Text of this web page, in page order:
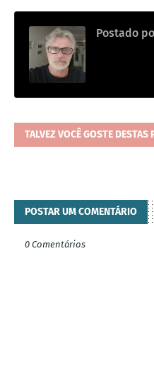
Postado
TALVEZ VOCÊ GOSTE DESTAS
POSTAR UM COMENTÁRIO
0 Comentários